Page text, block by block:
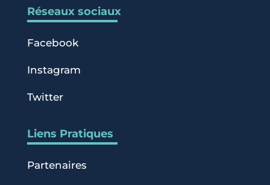
Réseaux sociaux
Facebook
Instagram
Twitter
Liens Pratiques
Partenaires